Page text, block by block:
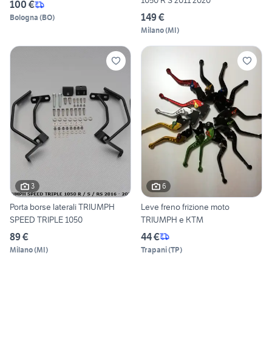
100 €
Bologna (BO) 149 €
Milano(MI)
3
Porta borse laterali TRIUMPH
SPEED TRIPLE 1050
89 €
Milano(MI)
6
Leve freno frizione moto
TRIUMPH e KTM
44 €
Trapani(TP)